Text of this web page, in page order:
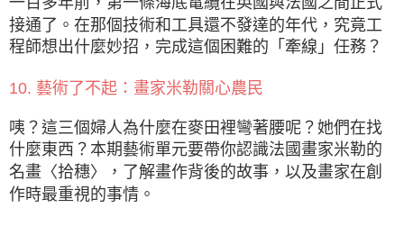
接通了。在那個技術和工具還不發達的年代，究竟工
程師想出什麼妙招，完成這個困難的「牽線」任務？
10. 藝術了不起：畫家米勒關心農民
咦？這三個婦人為什麼在麥田裡彎著腰呢？她們在找
什麼東西？本期藝術單元要帶你認識法國畫家米勒的
名畫〈拾穗〉，了解畫作背後的故事，以及畫家在創
作時最重視的事情。